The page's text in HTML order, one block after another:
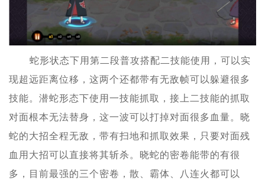
蛇形状态下用第二段普攻搭配二技能使用，可以实
现超远距离位移，这两个还都带有无敌帧可以躲避很多
技能。潜蛇形态下使用一技能抓取，接上二技能的抓取
对面根本无法替身，这一波可以打掉对面很多血量。晓
蛇的大招全程无敌，带有扫地和抓取效果，只要对面残
血用大招可以直接将其斩杀。晓蛇的密卷能带的有很
多，目前最强的三个密卷，散、霸体、八连火都可以